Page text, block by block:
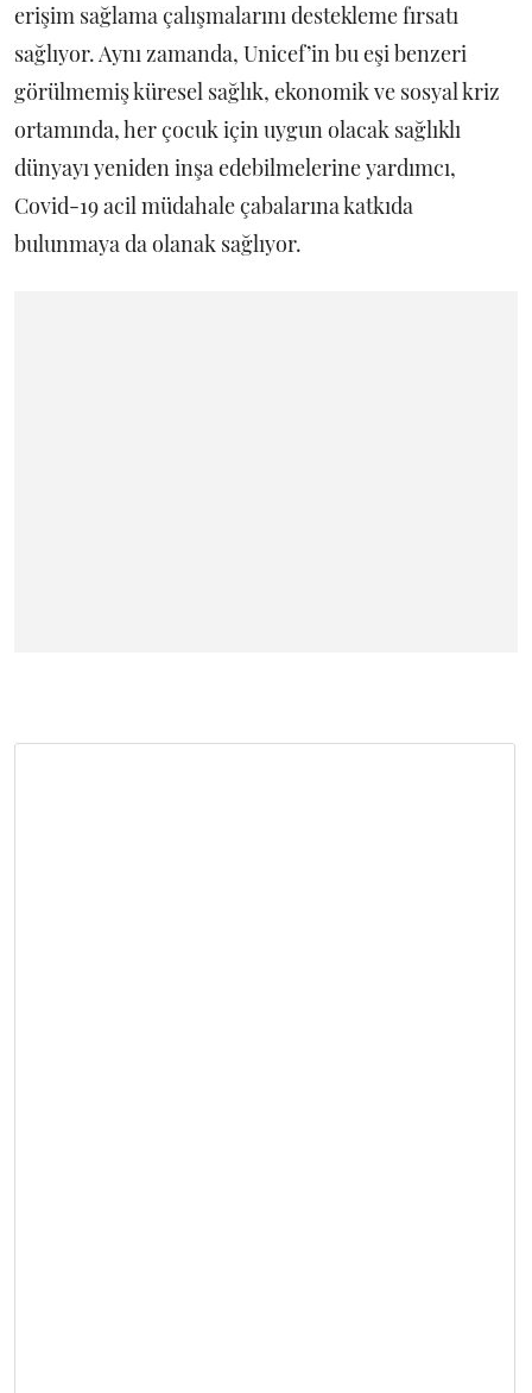
erişim sağlama çalışmalarını destekleme fırsatı
sağlıyor. Aynı zamanda, Unicef’in bu eşi benzeri
görülmemiş küresel sağlık, ekonomik ve sosyal kriz
ortamında, her çocuk için uygun olacak sağlıklı
dünyayı yeniden inşa edebilmelerine yardımcı,
Covid-19 acil müdahale çabalarına katkıda
bulunmaya da olanak sağlıyor.